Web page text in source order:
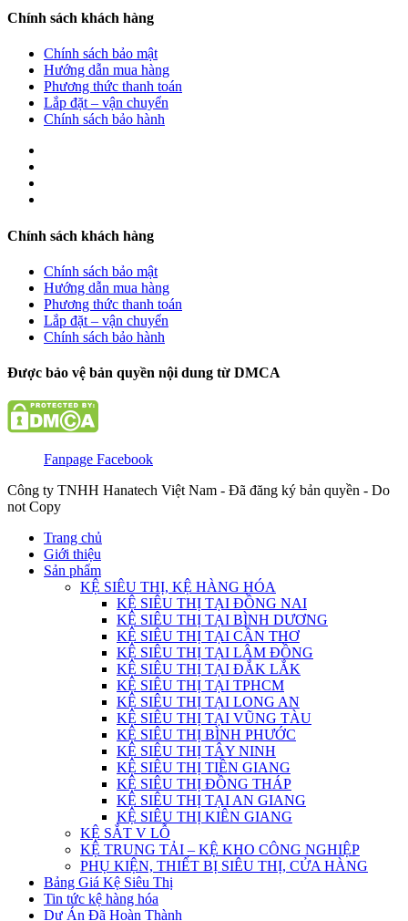
Chính sách khách hàng
Chính sách bảo mật
Hướng dẫn mua hàng
Phương thức thanh toán
Lắp đặt – vận chuyển
Chính sách bảo hành
Chính sách khách hàng
Chính sách bảo mật
Hướng dẫn mua hàng
Phương thức thanh toán
Lắp đặt – vận chuyển
Chính sách bảo hành
Được bảo vệ bản quyền nội dung từ DMCA
Fanpage Facebook
Công ty TNHH Hanatech Việt Nam - Đã đăng ký bản quyền - Do
not Copy
Trang chủ
Giới thiệu
Sản phẩm
KỆ SIÊU THỊ, KỆ HÀNG HÓA
KỆ SIÊU THỊ TẠI ĐỒNG NAI
KỆ SIÊU THỊ TẠI BÌNH DƯƠNG
KỆ SIÊU THỊ TẠI CẦN THƠ
KỆ SIÊU THỊ TẠI LÂM ĐỒNG
KỆ SIÊU THỊ TẠI ĐẮK LẮK
KỆ SIÊU THỊ TẠI TPHCM
KỆ SIÊU THỊ TẠI LONG AN
KỆ SIÊU THỊ TẠI VŨNG TÀU
KỆ SIÊU THỊ BÌNH PHƯỚC
KỆ SIÊU THỊ TÂY NINH
KỆ SIÊU THỊ TIỀN GIANG
KỆ SIÊU THỊ ĐỒNG THÁP
KỆ SIÊU THỊ TẠI AN GIANG
KỆ SIÊU THỊ KIÊN GIANG
KỆ SẮT V LỖ
KỆ TRUNG TẢI – KỆ KHO CÔNG NGHIỆP
PHỤ KIỆN, THIẾT BỊ SIÊU THỊ, CỬA HÀNG
Bảng Giá Kệ Siêu Thị
Tin tức kệ hàng hóa
Dự Án Đã Hoàn Thành